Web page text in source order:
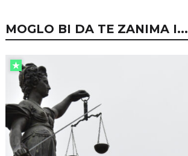
MOGLO BI DA TE ZANIMA I...